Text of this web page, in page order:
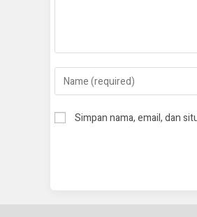
Simpan nama, email, dan